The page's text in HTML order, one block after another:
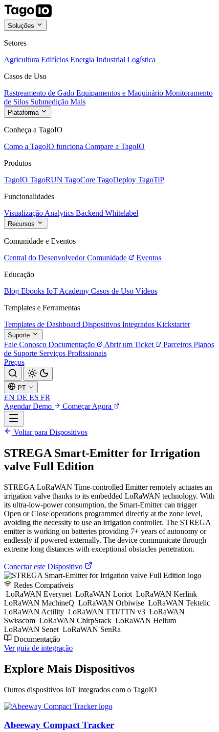
Soluções
Setores
Agricultura Edifícios Energia Industrial Logística
Casos de Uso
Rastreamento de Gado Equipamentos e Maquinário Monitoramento
de Silos Submedição Mais
Plataforma
Conheça a TagoIO
Como a TagoIO funciona Compare a TagoIO
Produtos
TagoIO TagoRUN TagoCore TagoDeploy TagoTiP
Funcionalidades
Visualização Analytics Backend Whitelabel
Recursos
Comunidade e Eventos
Central do Desenvolvedor Comunidade
Eventos
Educação
Blog Ebooks IoT Academy Casos de Uso Vídeos
Templates e Ferramentas
Templates de Dashboard Dispositivos Integrados Kickstarter
Suporte
Fale Conosco Documentação Abrir um Ticket Parceiros Planos
de Suporte Serviços Profissionais
Preços
PT
EN DE ES FR
Agendar Demo
Começar Agora
Voltar para Dispositivos
STREGA Smart-Emitter for Irrigation
valve Full Edition
STREGA LoRaWAN Time-controlled Emitter remotely actuates an
irrigation valve thanks to its embedded LoRaWAN technology. With
its ultra-low-power consumption, the Smart-Emitter can trigger
Open or Close operations programmed directly at the zone level,
avoiding the necessity to use an irrigation controller. The STREGA
emitter is working on batteries providing 7+ years of autonomy or
endlessly if powered externally. The device communicate through
extreme long distances with exceptional obstacles penetration.
Conectar este Dispositivo
Redes Compatíveis
LoRaWAN Everynet LoRaWAN Loriot LoRaWAN Kerlink
LoRaWAN MachineQ LoRaWAN Orbiwise LoRaWAN Tektelic
LoRaWAN Actility LoRaWAN TTI/TTN v3 LoRaWAN
Swisscom LoRaWAN ChirpStack LoRaWAN Helium
LoRaWAN Senet LoRaWAN SenRa
Documentação
Ver guia de integração
Explore Mais Dispositivos
Outros dispositivos IoT integrados com o TagoIO
Abeeway Compact Tracker